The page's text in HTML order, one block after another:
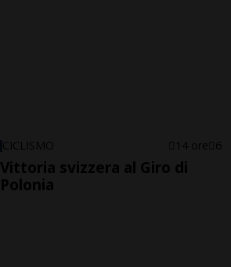
CICLISMO 14 ore 6
Vittoria svizzera al Giro di
Polonia